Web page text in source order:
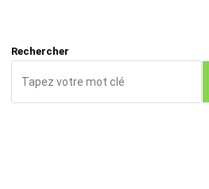
Rechercher